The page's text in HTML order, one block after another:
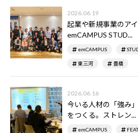
2026.06.19
起業や新規事業のア
emCAMPUS STUD...
emCAMPUS
東三河 豊橋
2026.06.16
今いる人材の「強み
をつくる。ストレン...
emCAMPUS